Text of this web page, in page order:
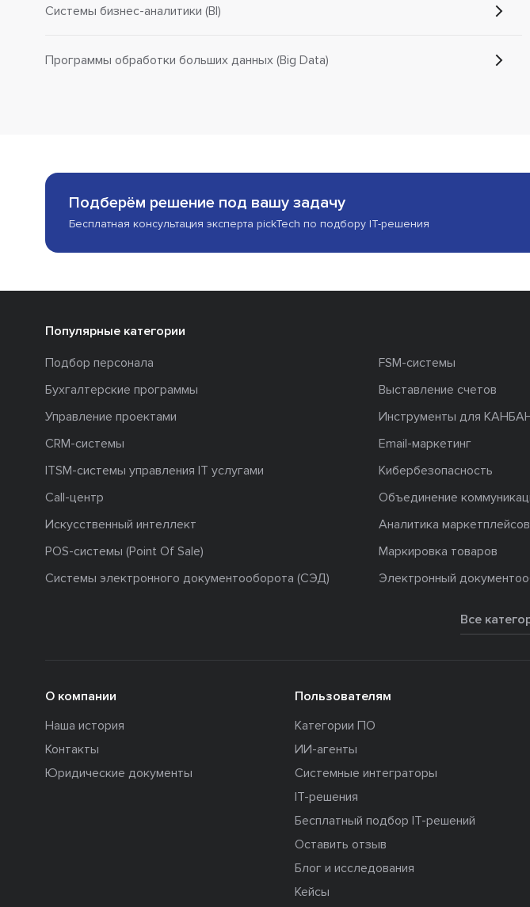
Системы бизнес-аналитики (BI)
Программы обработки больших данных (Big Data)
Подберём решение под вашу задачу
Бесплатная консультация эксперта pickTech по подбору IT-решения
Популярные категории
Подбор персонала
FSM-системы
Бухгалтерские программы
Выставление счетов
Управление проектами
Инструменты для КАНБАН
CRM-системы
Email-маркетинг
ITSM-системы управления IT услугами
Кибербезопасность
Call-центр
Объединение
Искусственный интеллект
Аналитика маркетплейсов
POS-системы (Point Of Sale)
Маркировка товаров
Системы электронного документооборота (СЭД)
Электронный
Все
О компании
Наша история
Контакты
Юридические документы
Пользователям
Категории ПО
ИИ-агенты
Системные интеграторы
IT-решения
Бесплатный подбор IT-решений
Оставить отзыв
Блог и исследования
Кейсы